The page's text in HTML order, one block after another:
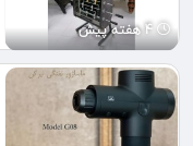
4 هفته پیش